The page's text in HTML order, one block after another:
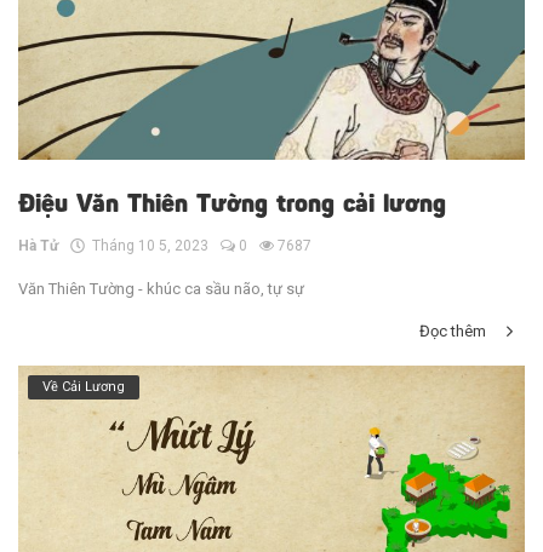
Điệu Văn Thiên Tường trong cải lương
Hà Tử Tháng 10 5, 2023 0 7687
Văn Thiên Tường - khúc ca sầu não, tự sự
Đọc thêm
Về Cải Lương